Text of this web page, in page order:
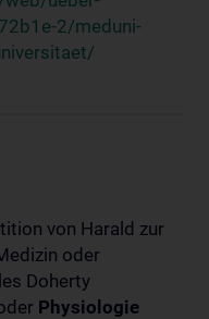
2/meduni-
von Harald zur
oder
Doherty
Physiologie